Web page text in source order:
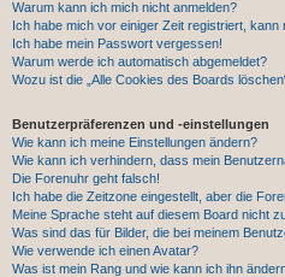
Warum kann ich mich nicht anmelden?
Ich habe mich vor einiger Zeit registriert, kann
Ich habe mein Passwort vergessen!
Warum werde ich automatisch abgemeldet?
Wozu ist die „Alle Cookies des Boards
Benutzerpräferenzen und -einstellungen
Wie kann ich meine Einstellungen ändern?
Wie kann ich verhindern, dass mein
Die Forenuhr geht falsch!
Ich habe die Zeitzone eingestellt, aber die
Meine Sprache steht auf diesem Board nicht
Was sind das für Bilder, die bei meinem
Wie verwende ich einen Avatar?
Was ist mein Rang und wie kann ich ihn